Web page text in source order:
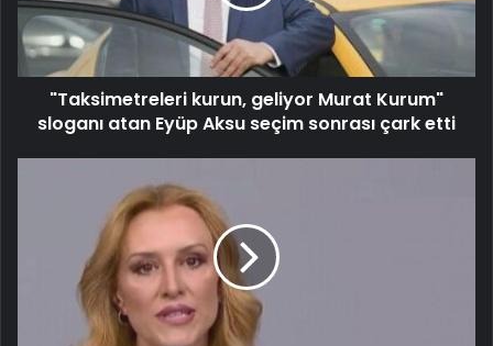
"Taksimetreleri kurun, geliyor Murat Kurum"
sloganı atan Eyüp Aksu seçim sonrası çark etti